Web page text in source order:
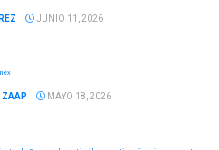
JUNIO 11, 2026
ZAAP MAYO 18, 2026